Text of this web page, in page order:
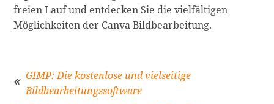
freien Lauf und entdecken Sie die vielfältigen
Möglichkeiten der Canva Bildbearbeitung.
GIMP: Die kostenlose und vielseitige
Bildbearbeitungssoftware